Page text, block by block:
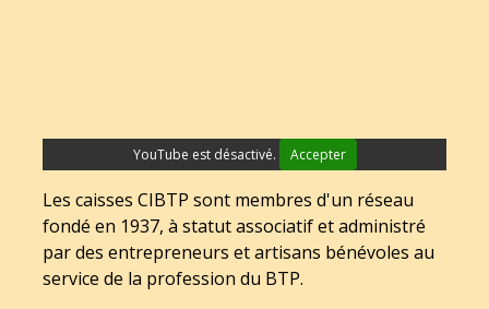
YouTube est désactivé. Accepter
Les caisses CIBTP sont membres d'un réseau
fondé en 1937, à statut associatif et administré
par des entrepreneurs et artisans bénévoles au
service de la profession du BTP.